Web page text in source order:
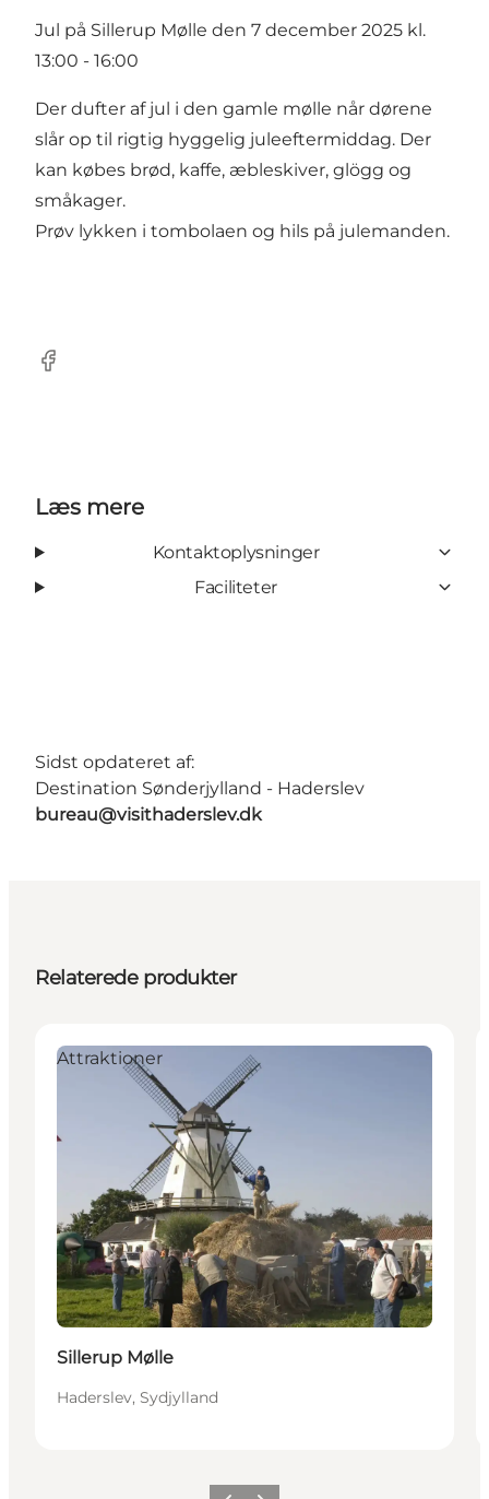
Jul på Sillerup Mølle den 7 december 2025 kl.
13:00 - 16:00
Der dufter af jul i den gamle mølle når dørene
slår op til rigtig hyggelig juleeftermiddag. Der
kan købes brød, kaffe, æbleskiver, glögg og
småkager.
Prøv lykken i tombolaen og hils på julemanden.
facebook
Læs mere
Kontaktoplysninger
Faciliteter
Sidst opdateret af:
Destination Sønderjylland - Haderslev
bureau@visithaderslev.dk
Relaterede produkter
Attraktioner
Sillerup Mølle
Haderslev, Sydjylland